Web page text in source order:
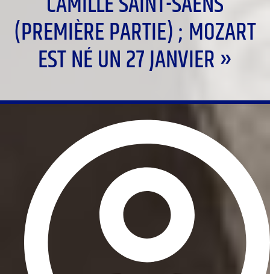
(PREMIÈRE PARTIE) ; MOZART
EST NÉ UN 27 JANVIER »